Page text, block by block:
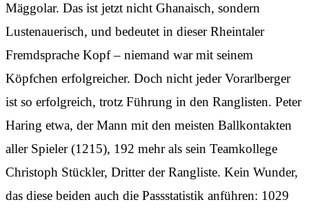
Mäggolar. Das ist jetzt nicht Ghanaisch, sondern
Lustenauerisch, und bedeutet in dieser Rheintaler
Fremdsprache Kopf – niemand war mit seinem
Köpfchen erfolgreicher. Doch nicht jeder Vorarlberger
ist so erfolgreich, trotz Führung in den Ranglisten. Peter
Haring etwa, der Mann mit den meisten Ballkontakten
aller Spieler (1215), 192 mehr als sein Teamkollege
Christoph Stückler, Dritter der Rangliste. Kein Wunder,
das diese beiden auch die Passstatistik anführen: 1029